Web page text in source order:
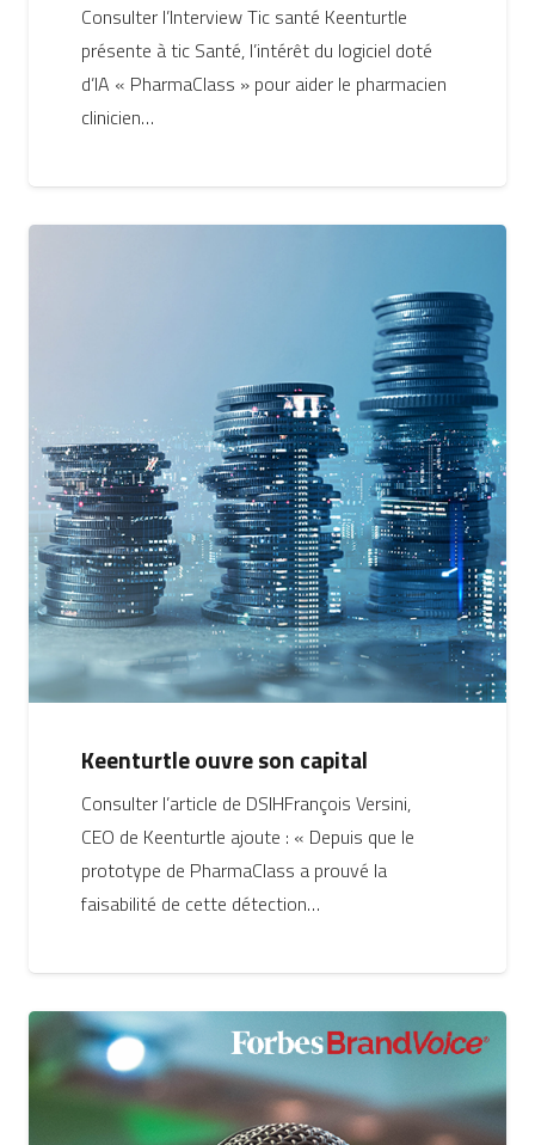
Consulter l’Interview Tic santé Keenturtle
présente à tic Santé, l’intérêt du logiciel doté
d’IA « PharmaClass » pour aider le pharmacien
clinicien…
Keenturtle ouvre son capital
Consulter l’article de DSIHFrançois Versini,
CEO de Keenturtle ajoute : « Depuis que le
prototype de PharmaClass a prouvé la
faisabilité de cette détection…